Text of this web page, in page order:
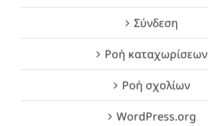
Σύνδεση
Ροή καταχωρίσεων
Ροή σχολίων
WordPress.org